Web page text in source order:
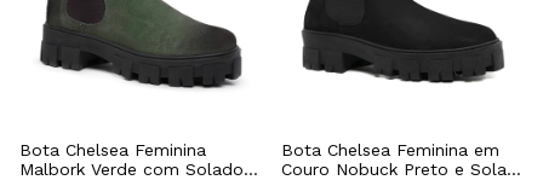
Bota Chelsea Feminina
Malbork Verde com Solado
Bota Chelsea Feminina em
Couro Nobuck Preto e Sola